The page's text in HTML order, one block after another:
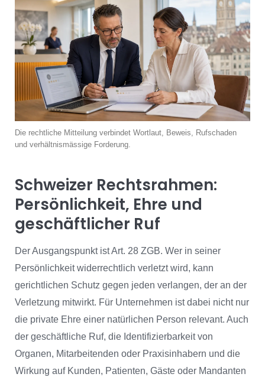
Die rechtliche Mitteilung verbindet Wortlaut, Beweis, Rufschaden
und verhältnismässige Forderung.
Schweizer Rechtsrahmen:
Persönlichkeit, Ehre und
geschäftlicher Ruf
Der Ausgangspunkt ist Art. 28 ZGB. Wer in seiner
Persönlichkeit widerrechtlich verletzt wird, kann
gerichtlichen Schutz gegen jeden verlangen, der an der
Verletzung mitwirkt. Für Unternehmen ist dabei nicht nur
die private Ehre einer natürlichen Person relevant. Auch
der geschäftliche Ruf, die Identifizierbarkeit von
Organen, Mitarbeitenden oder Praxisinhabern und die
Wirkung auf Kunden, Patienten, Gäste oder Mandanten